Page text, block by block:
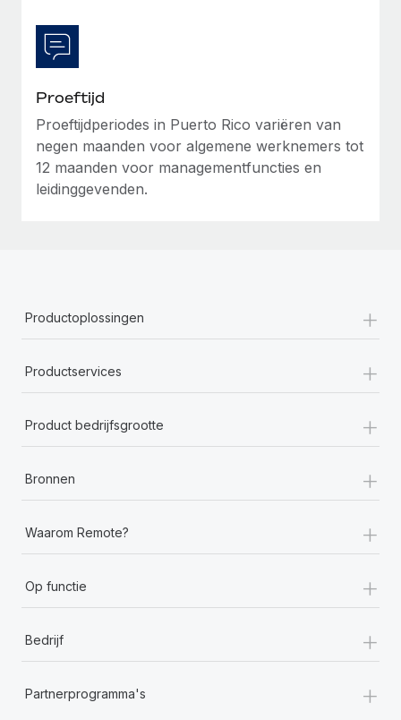
Proeftijd
Proeftijdperiodes in Puerto Rico variëren van
negen maanden voor algemene werknemers tot
12 maanden voor managementfuncties en
leidinggevenden.
Productoplossingen +
Productservices +
Product bedrijfsgrootte +
Bronnen +
Waarom Remote? +
Op functie +
Bedrijf +
Partnerprogramma's +